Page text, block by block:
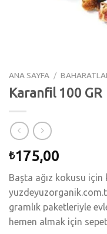
ANA SAYFA /
Karanfil 100 GR
₺175,00
Başta ağız kokusu için
gramlık paketleriyle
hemen almak için